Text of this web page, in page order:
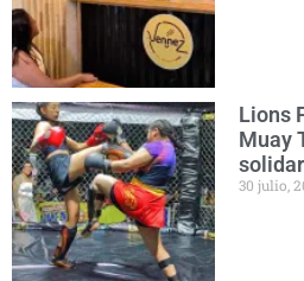
Lions
Muay
30 julio,